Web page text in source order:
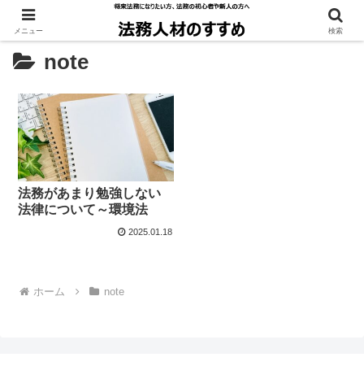
note
法務があまり勉強しない
法律について～環境法
2025.01.18
ホーム note
メニュー 検索